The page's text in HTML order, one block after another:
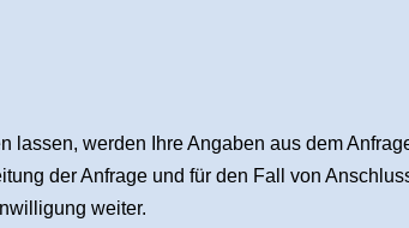
lassen, werden Ihre Angaben aus dem
der Anfrage und für den Fall von
weiter.